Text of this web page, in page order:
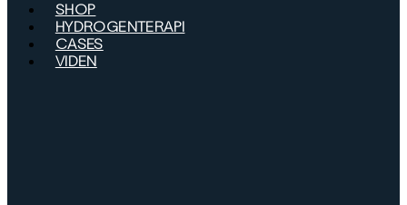
SHOP
HYDROGENTERAPI
CASES
VIDEN